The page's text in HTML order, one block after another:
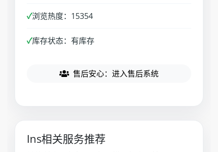
✓浏览热度：15354
✓库存状态：有库存
售后安心：进入售后系统
Ins相关服务推荐